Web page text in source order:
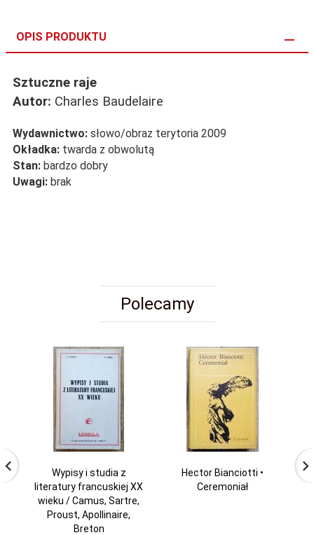
OPIS PRODUKTU
Sztuczne raje
Autor: Charles Baudelaire
Wydawnictwo: słowo/obraz terytoria 2009
Okładka: twarda z obwolutą
Stan: bardzo dobry
Uwagi: brak
Polecamy
Wypisy i studia z
literatury francuskiej XX
wieku / Camus, Sartre,
Proust, Apollinaire,
Breton
Hector Bianciotti •
Ceremoniał